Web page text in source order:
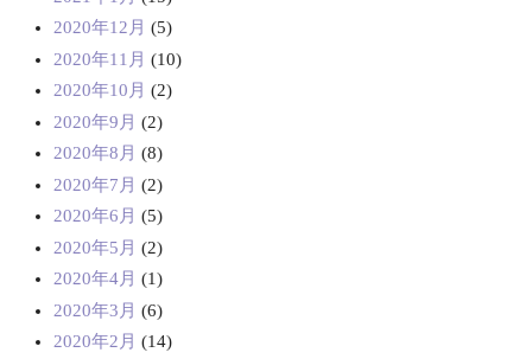
2020年12月 (5)
2020年11月 (10)
2020年10月 (2)
2020年9月 (2)
2020年8月 (8)
2020年7月 (2)
2020年6月 (5)
2020年5月 (2)
2020年4月 (1)
2020年3月 (6)
2020年2月 (14)